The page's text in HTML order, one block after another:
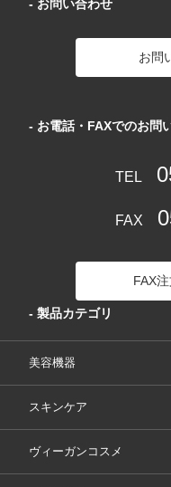
- 製品カテゴリ
美容機器
スキンケア
ヴィーガンコスメ
- お問い合わせ
お問
- お電話・FAXでのお問
TEL
FAX
FAX